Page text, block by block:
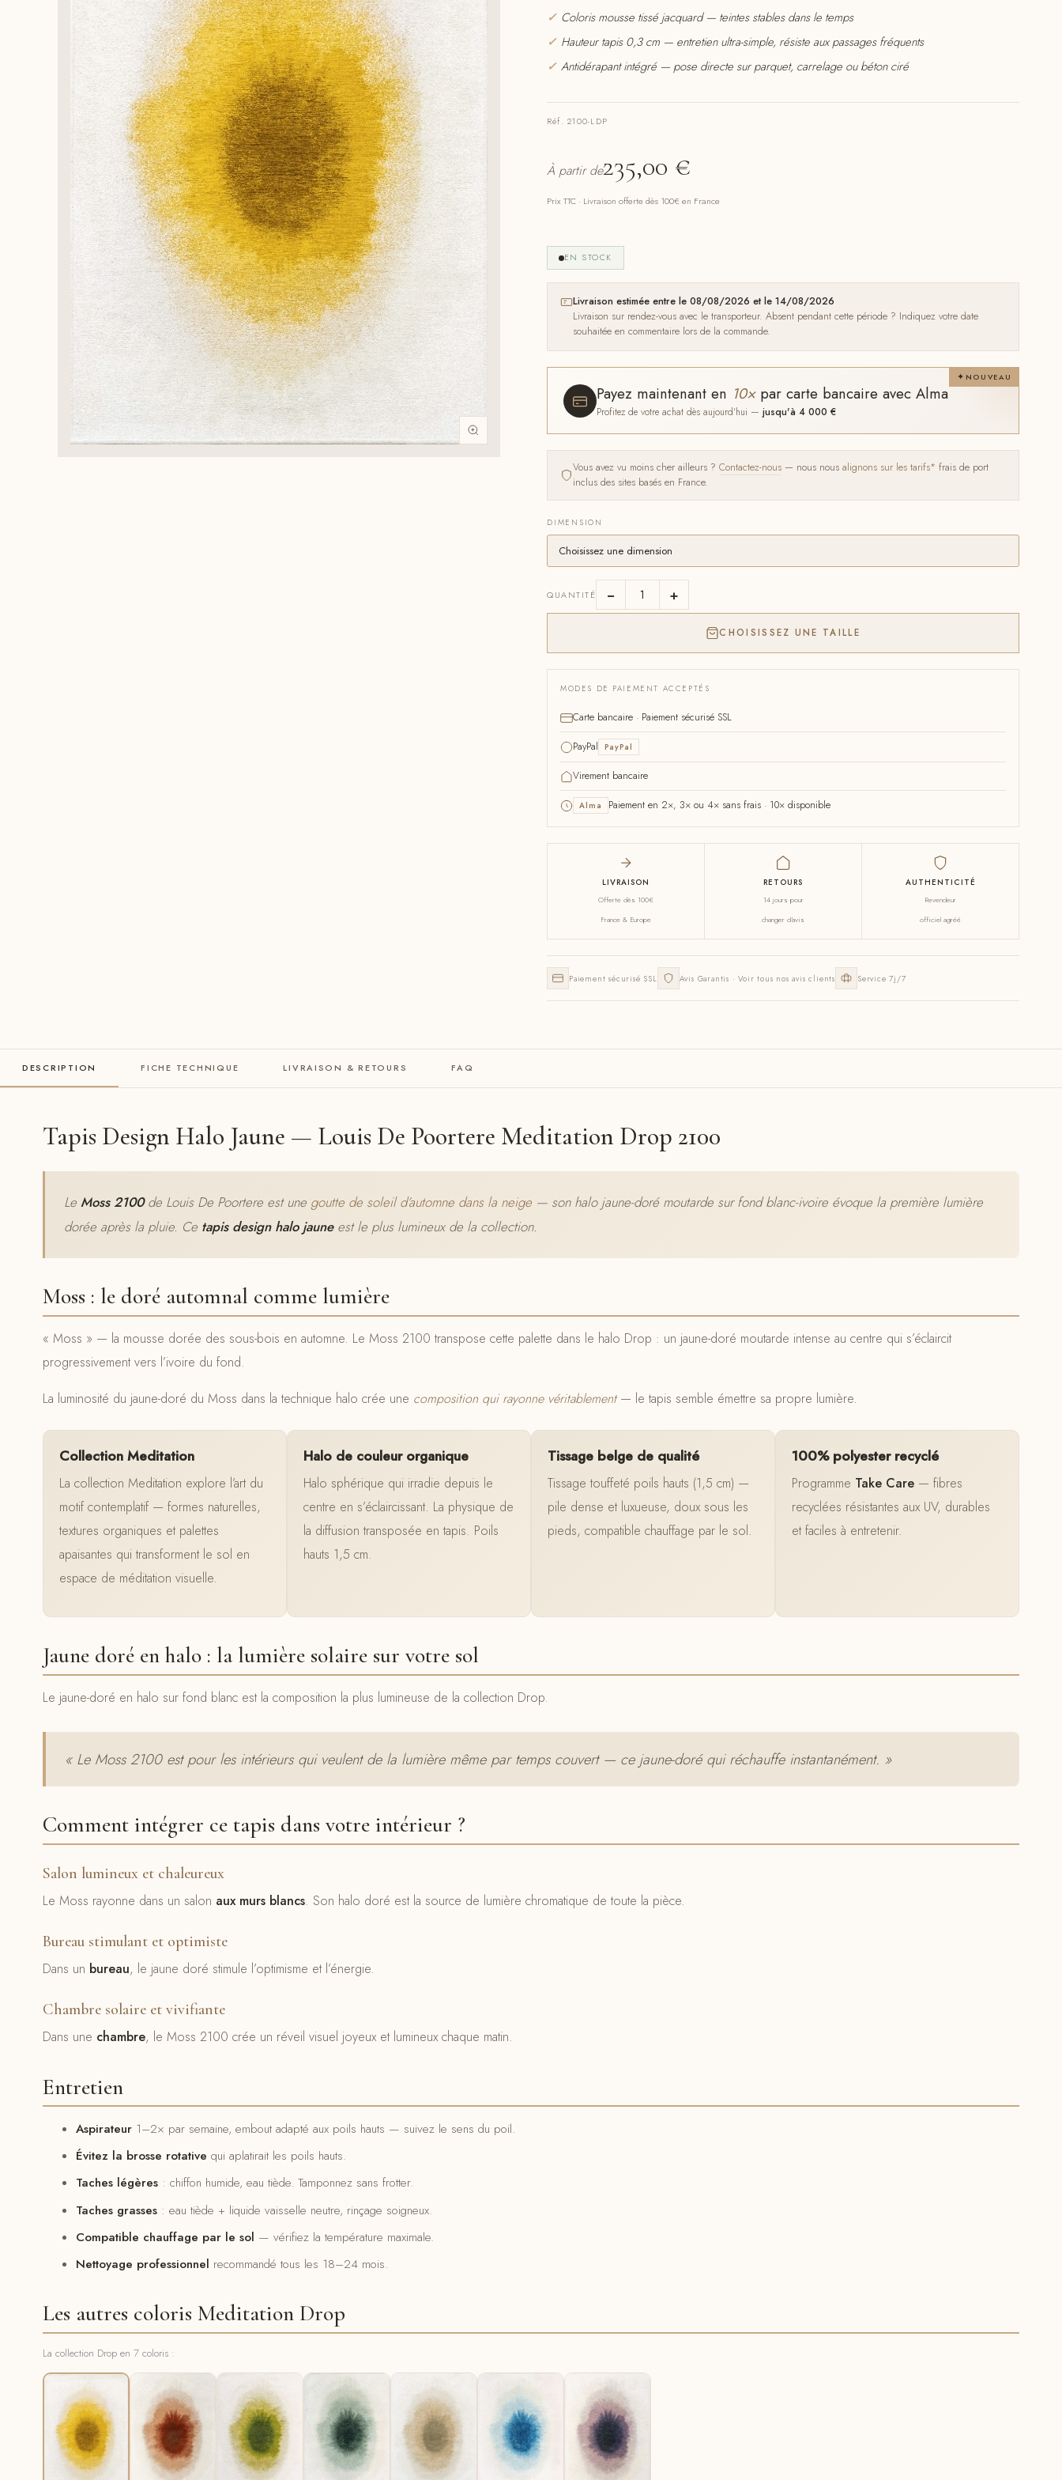
✓ Coloris mousse tissé jacquard — teintes stables dans le temps
✓ Hauteur tapis 0,3 cm — entretien ultra-simple, résiste aux passages fréquents
✓ Antidérapant intégré — pose directe sur parquet, carrelage ou béton ciré
Réf. 2100-LDP
À partir de235,00 €
Prix TTC · Livraison offerte dès 100€ en France
EN STOCK
Livraison estimée entre le 08/08/2026 et le 14/08/2026
Livraison sur rendez-vous avec le transporteur. Absent pendant cette période ? Indiquez votre date
souhaitée en commentaire lors de la commande.
NOUVEAU
Payez maintenant en 10×par carte bancaire avec Alma
Profitez de votre achat dès aujourd'hui — jusqu'à 4 000 €
Vous avez vu moins cher ailleurs ? Contactez-nous — nous nous alignons sur les tarifs* frais de port
inclus des sites basés en France.
DIMENSION
QUANTITÉ − +
CHOISISSEZ UNE TAILLE
MODES DE PAIEMENT ACCEPTÉS
Carte bancaire · Paiement sécurisé SSL
PayPal PayPal
Virement bancaire
Alma Paiement en 2×, 3× ou 4× sans frais · 10× disponible
LIVRAISON
Offerte dès 100€
France & Europe
RETOURS
14 jours pour
changer d'avis
AUTHENTICITÉ
Revendeur
officiel agréé
Paiement sécurisé SSL Avis Garantis · Voir tous nos avis clients Service 7j/7
DESCRIPTION FICHE TECHNIQUE LIVRAISON & RETOURS FAQ
Tapis Design Halo Jaune — Louis De Poortere Meditation Drop 2100
Le Moss 2100de Louis De Poortere est une goutte de soleil d’automne dans la neige— son halo jaune-doré moutarde sur fond blanc-ivoire évoque la première lumière
dorée après la pluie. Ce tapis design halo jauneest le plus lumineux de la collection.
Moss : le doré automnal comme lumière
« Moss » — la mousse dorée des sous-bois en automne. Le Moss 2100 transpose cette palette dans le halo Drop : un jaune-doré moutarde intense au centre qui s’éclaircit
progressivement vers l’ivoire du fond.
La luminosité du jaune-doré du Moss dans la technique halo crée une composition qui rayonne véritablement— le tapis semble émettre sa propre lumière.
Collection Meditation
La collection Meditation explore l’art du
motif contemplatif — formes naturelles,
textures organiques et palettes
apaisantes qui transforment le sol en
espace de méditation visuelle.
Halo de couleur organique
Halo sphérique qui irradie depuis le
centre en s’éclaircissant. La physique de
la diffusion transposée en tapis. Poils
hauts 1,5 cm.
Tissage belge de qualité
Tissage touffeté poils hauts (1,5 cm) —
pile dense et luxueuse, doux sous les
pieds, compatible chauffage par le sol.
100% polyester recyclé
Programme Take Care — fibres
recyclées résistantes aux UV, durables
et faciles à entretenir.
Jaune doré en halo : la lumière solaire sur votre sol
Le jaune-doré en halo sur fond blanc est la composition la plus lumineuse de la collection Drop.
« Le Moss 2100 est pour les intérieurs qui veulent de la lumière même par temps couvert — ce jaune-doré qui réchauffe instantanément. »
Comment intégrer ce tapis dans votre intérieur ?
Salon lumineux et chaleureux
Le Moss rayonne dans un salon aux murs blancs. Son halo doré est la source de lumière chromatique de toute la pièce.
Bureau stimulant et optimiste
Dans un bureau, le jaune doré stimule l’optimisme et l’énergie.
Chambre solaire et vivifiante
Dans une chambre, le Moss 2100 crée un réveil visuel joyeux et lumineux chaque matin.
Entretien
Aspirateur1–2× par semaine, embout adapté aux poils hauts — suivez le sens du poil.
Évitez la brosse rotative qui aplatirait les poils hauts.
Taches légères: chiffon humide, eau tiède. Tamponnez sans frotter.
Taches grasses: eau tiède + liquide vaisselle neutre, rinçage soigneux.
Compatible chauffage par le sol — vérifiez la température maximale.
Nettoyage professionnel recommandé tous les 18–24 mois.
Les autres coloris Meditation Drop
La collection Drop en 7 coloris :